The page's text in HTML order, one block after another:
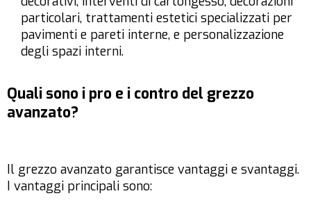
particolari, trattamenti estetici specializzati per
pavimenti e pareti interne, e personalizzazione
degli spazi interni.
Quali sono i pro e i contro del grezzo
avanzato?
Il grezzo avanzato garantisce vantaggi e svantaggi.
I vantaggi principali sono: